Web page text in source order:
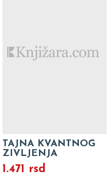
TAJNA KVANTNOG
ZIVLJENJA
1.471 rsd